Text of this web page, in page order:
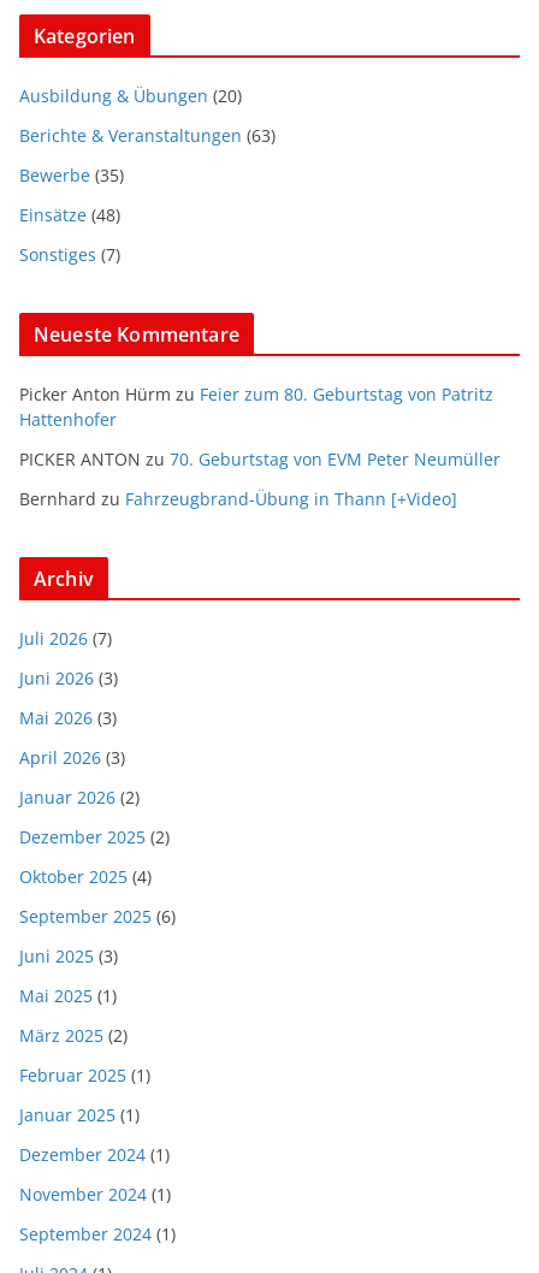
Kategorien
Ausbildung & Übungen (20)
Berichte & Veranstaltungen (63)
Bewerbe (35)
Einsätze (48)
Sonstiges (7)
Neueste Kommentare
Picker Anton Hürm zu Feier zum 80. Geburtstag von Patritz
Hattenhofer
PICKER ANTON zu 70. Geburtstag von EVM Peter Neumüller
Bernhard zu Fahrzeugbrand-Übung in Thann [+Video]
Archiv
Juli 2026 (7)
Juni 2026 (3)
Mai 2026 (3)
April 2026 (3)
Januar 2026 (2)
Dezember 2025 (2)
Oktober 2025 (4)
September 2025 (6)
Juni 2025 (3)
Mai 2025 (1)
März 2025 (2)
Februar 2025 (1)
Januar 2025 (1)
Dezember 2024 (1)
November 2024 (1)
September 2024 (1)